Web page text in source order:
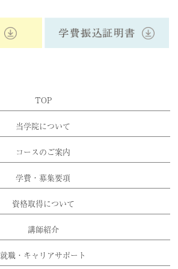
TOP
当学院について
コースのご案内
学費・募集要項
資格取得について
講師紹介
就職・キャリアサポート